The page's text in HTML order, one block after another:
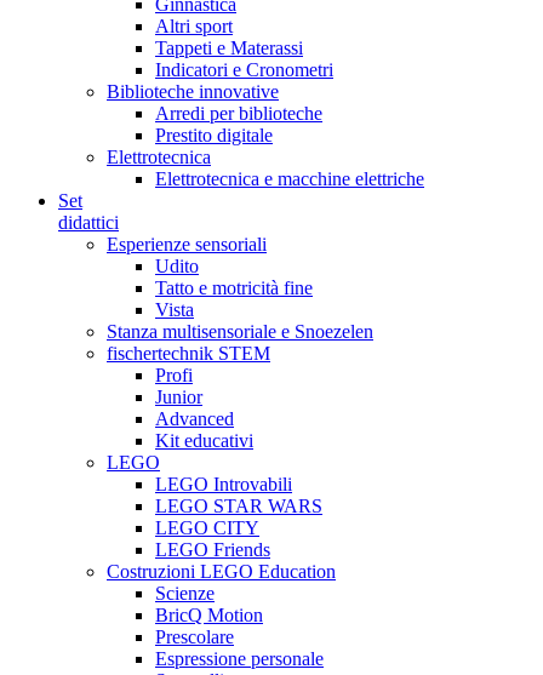
Altri sport
Tappeti e Materassi
Indicatori e Cronometri
Biblioteche innovative
Arredi per biblioteche
Prestito digitale
Elettrotecnica
Elettrotecnica e macchine elettriche
Set
didattici
Esperienze sensoriali
Udito
Tatto e motricità fine
Vista
Stanza multisensoriale e Snoezelen
fischertechnik STEM
Profi
Junior
Advanced
Kit educativi
LEGO
LEGO Introvabili
LEGO STAR WARS
LEGO CITY
LEGO Friends
Costruzioni LEGO Education
Scienze
BricQ Motion
Prescolare
Espressione personale